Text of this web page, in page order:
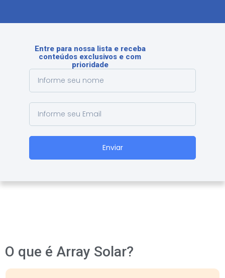
Enviar
Entre para nossa lista e receba
conteúdos exclusivos e com
prioridade
O que é Array Solar?